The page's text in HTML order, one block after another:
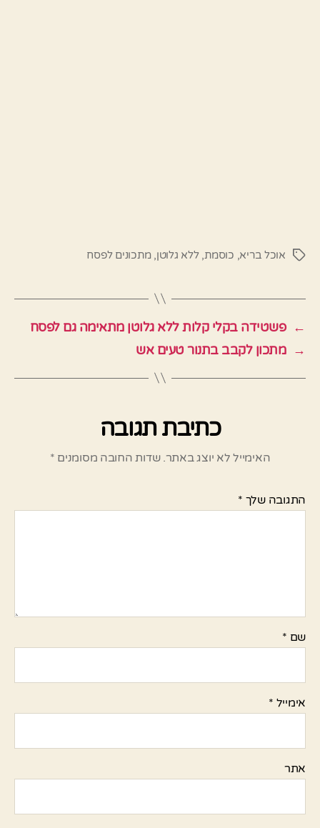
תגיותאוכל בריא כוסמת ,ללא גלוטן ,מתכונים לפסח
← פשטידה בקלי קלות ללא גלוטן מתאימה גם לפסח
→ מתכון לקבב בתנור טעים אש
כתיבת תגובה
האימייל לא יוצג באתר. שדות החובה מסומנים *
התגובה שלך *
שם *
אימייל *
אתר